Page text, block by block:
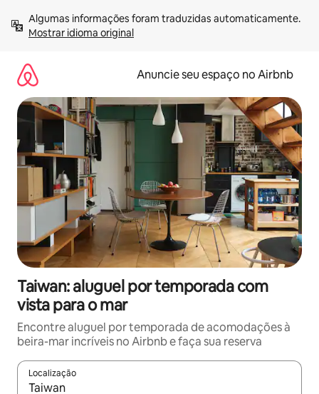
para
Mostrar idioma original
Anuncie seu espaço no Airbnb
Taiwan: aluguel por temporada com
vista para o mar
Encontre aluguel por temporada de acomodações à
beira-mar incríveis no Airbnb e faça sua reserva
Localização
Quando os resultados estiverem disponíveis, explore-os